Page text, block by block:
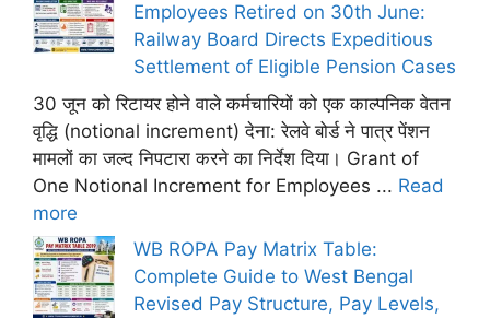
Employees Retired on 30th June:
Railway Board Directs Expeditious
Settlement of Eligible Pension Cases
30 जून को रिटायर होने वाले कर्मचारियों को एक काल्पनिक वेतन
वृद्धि (notional increment) देना: रेलवे बोर्ड ने पात्र पेंशन
मामलों का जल्द निपटारा करने का निर्देश दिया। Grant of
One Notional Increment for Employees ... Read
more
WB ROPA Pay Matrix Table:
Complete Guide to West Bengal
Revised Pay Structure, Pay Levels,